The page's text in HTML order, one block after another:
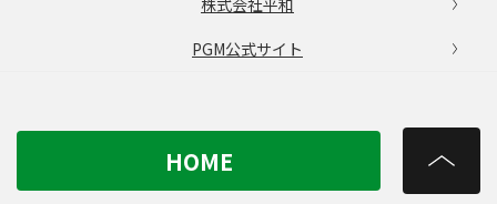
株式会社平和
PGM公式サイト
HOME